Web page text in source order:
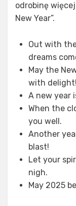
odrobinę
New Year”.
Out with
dreams
May the
with delight!
A new year
When the
you well.
Another
blast!
Let your
nigh.
May 2025